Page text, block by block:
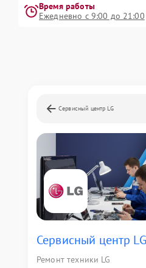
Время работы
Ежедневно с 9:00 до 21:00
Сервисный центр LG
Сервисный центр LG
Ремонт техники LG